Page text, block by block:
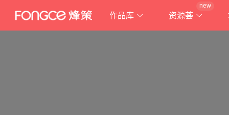
作品库 资源荟
new